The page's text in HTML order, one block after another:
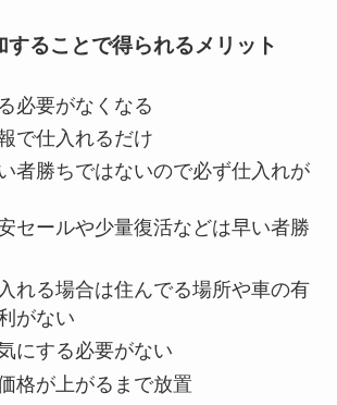
することで得られるメリット
必要がなくなる
で仕入れるだけ
者勝ちではないので必ず仕入れが
セールや少量復活などは早い者勝
れる場合は住んでる場所や車の有
がない
にする必要がない
格が上がるまで放置